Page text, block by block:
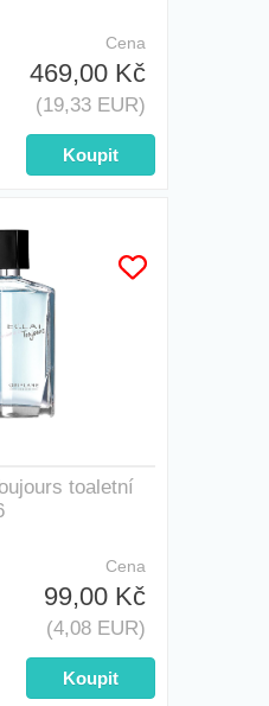
Cena
469,00 Kč
(19,33 EUR)
toaletní
Cena
99,00 Kč
(4,08 EUR)